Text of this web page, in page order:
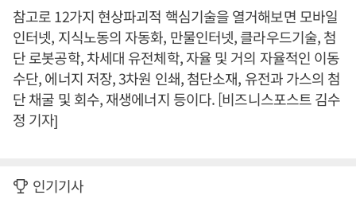
참고로 12가지 현상파괴적 핵심기술을 열거해보면 모바일
인터넷, 지식노동의 자동화, 만물인터넷, 클라우드기술, 첨
단 로봇공학, 차세대 유전체학, 자율 및 거의 자율적인 이동
수단, 에너지 저장, 3차원 인쇄, 첨단소재, 유전과 가스의 첨
단 채굴 및 회수, 재생에너지 등이다. [비즈니스포스트 김수
정 기자]
인기기사